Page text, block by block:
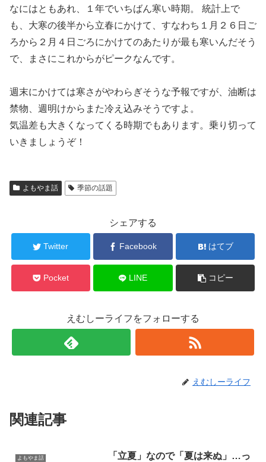
なにはともあれ、１年でいちばん寒い時期。 統計上で
も、大寒の後半から立春にかけて、すなわち１月２６日ご
ろから２月４日ごろにかけてのあたりが最も寒いんだそう
で、まさにこれからがピークなんです。
週末にかけては寒さがやわらぎそうな予報ですが、油断は
禁物、週明けからまた冷え込みそうですよ。
気温差も大きくなってくる時期でもあります。乗り切って
いきましょうぞ！
よもやま話 季節の話題
シェアする
Twitter Facebook はてブ
Pocket LINE コピー
えむしーライフをフォローする
えむしーライフ
関連記事
よもやま話
「立夏」なので「夏は来ぬ」…っ